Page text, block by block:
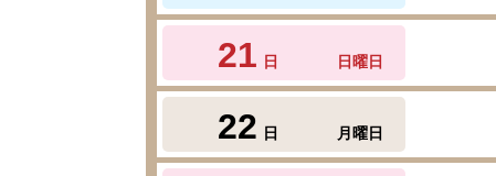
21 日 日曜日
22 日 月曜日